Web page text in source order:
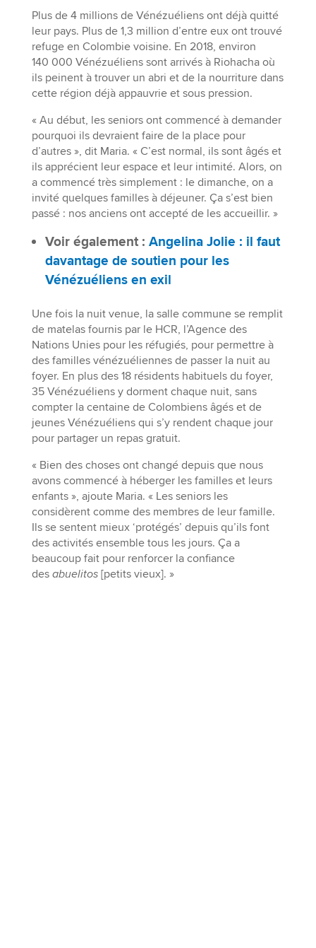
Plus de 4 millions de Vénézuéliens ont déjà quitté
leur pays. Plus de 1,3 million d’entre eux ont trouvé
refuge en Colombie voisine. En 2018, environ
140 000 Vénézuéliens sont arrivés à Riohacha où
ils peinent à trouver un abri et de la nourriture dans
cette région déjà appauvrie et sous pression.
« Au début, les seniors ont commencé à demander
pourquoi ils devraient faire de la place pour
d’autres », dit Maria. « C’est normal, ils sont âgés et
ils apprécient leur espace et leur intimité. Alors, on
a commencé très simplement : le dimanche, on a
invité quelques familles à déjeuner. Ça s’est bien
passé : nos anciens ont accepté de les accueillir. »
Voir également : Angelina Jolie : il faut
davantage de soutien pour les
Vénézuéliens en exil
Une fois la nuit venue, la salle commune se remplit
de matelas fournis par le HCR, l’Agence des
Nations Unies pour les réfugiés, pour permettre à
des familles vénézuéliennes de passer la nuit au
foyer. En plus des 18 résidents habituels du foyer,
35 Vénézuéliens y dorment chaque nuit, sans
compter la centaine de Colombiens âgés et de
jeunes Vénézuéliens qui s’y rendent chaque jour
pour partager un repas gratuit.
« Bien des choses ont changé depuis que nous
avons commencé à héberger les familles et leurs
enfants », ajoute Maria. « Les seniors les
considèrent comme des membres de leur famille.
Ils se sentent mieux ‘protégés’ depuis qu’ils font
des activités ensemble tous les jours. Ça a
beaucoup fait pour renforcer la confiance
des abuelitos[petits vieux]. »